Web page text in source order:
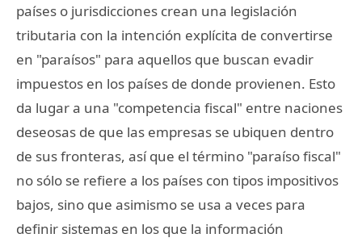
países o jurisdicciones crean una legislación
tributaria con la intención explícita de convertirse
en "paraísos" para aquellos que buscan evadir
impuestos en los países de donde provienen. Esto
da lugar a una "competencia fiscal" entre naciones
deseosas de que las empresas se ubiquen dentro
de sus fronteras, así que el término "paraíso fiscal"
no sólo se refiere a los países con tipos impositivos
bajos, sino que asimismo se usa a veces para
definir sistemas en los que la información